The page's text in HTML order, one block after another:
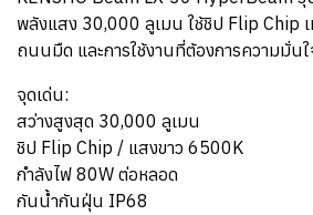
พลังแสง 30,000 ลูเมน ใช้ชิป Flip Chip เ
ถนนมืด และการใช้งานที่ต้องการความมั่น
จุดเด่น:
สว่างสูงสุด 30,000 ลูเมน
ชิป Flip Chip / แสงขาว 6500K
กำลังไฟ 80W ต่อหลอด
กันน้ำกันฝุ่น IP68